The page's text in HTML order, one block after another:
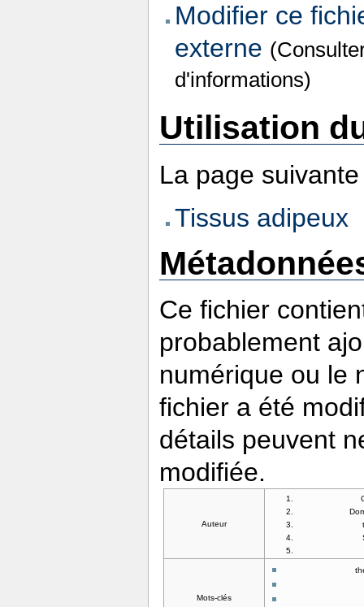
Modifier ce
externe
d'informations)
Utilisation
La page
Tissus adipeux
Ce fichier
probablement
numérique ou le
fichier a été
détails peuvent
modifiée.
Auteur
Mots-clés